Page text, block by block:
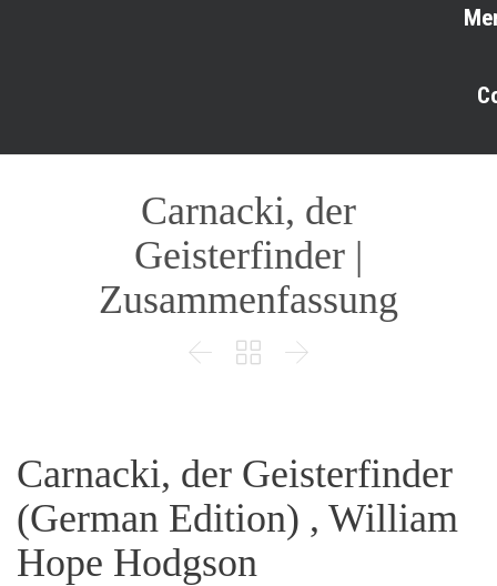
Carnacki, der
Geisterfinder |
Zusammenfassung
  
Carnacki, der Geisterfinder
(German Edition) , William
Hope Hodgson